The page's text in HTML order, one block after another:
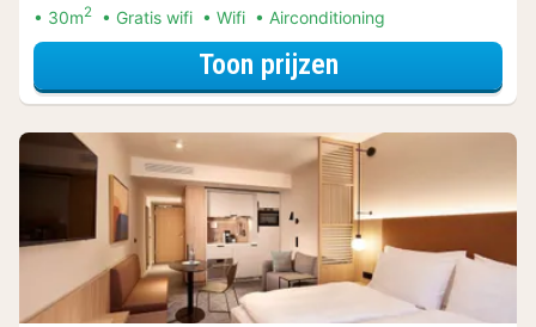
30m2 Gratis wifi Wifi Airconditioning
Toon prijzenvoor